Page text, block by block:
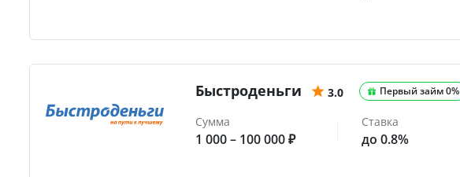
Быстроденьги 3.0 Первый займ 0%
Сумма
1 000 – 100 000 ₽
Ставка
до 0.8%